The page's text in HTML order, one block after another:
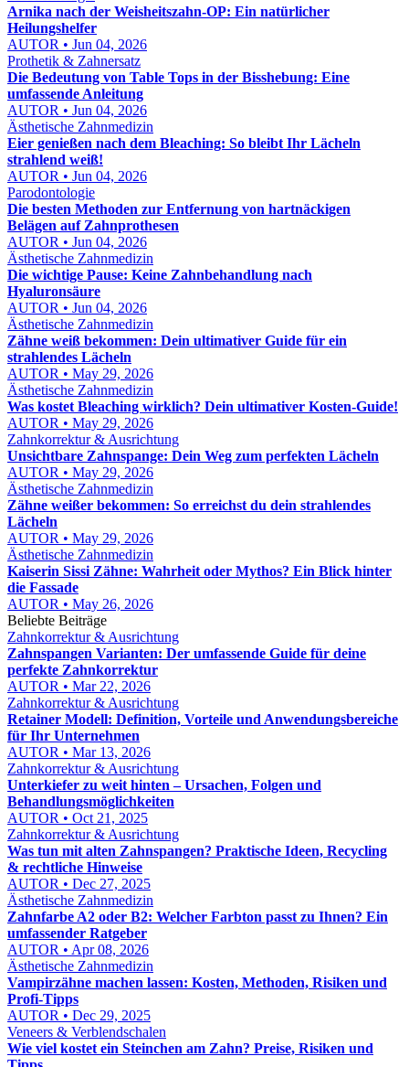
Arnika nach der Weisheitszahn-OP: Ein natürlicher
Heilungshelfer
AUTOR • Jun 04, 2026
Prothetik & Zahnersatz
Die Bedeutung von Table Tops in der Bisshebung: Eine
umfassende Anleitung
AUTOR • Jun 04, 2026
Ästhetische Zahnmedizin
Eier genießen nach dem Bleaching: So bleibt Ihr Lächeln
strahlend weiß!
AUTOR • Jun 04, 2026
Parodontologie
Die besten Methoden zur Entfernung von hartnäckigen
Belägen auf Zahnprothesen
AUTOR • Jun 04, 2026
Ästhetische Zahnmedizin
Die wichtige Pause: Keine Zahnbehandlung nach
Hyaluronsäure
AUTOR • Jun 04, 2026
Ästhetische Zahnmedizin
Zähne weiß bekommen: Dein ultimativer Guide für ein
strahlendes Lächeln
AUTOR • May 29, 2026
Ästhetische Zahnmedizin
Was kostet Bleaching wirklich? Dein ultimativer Kosten-Guide!
AUTOR • May 29, 2026
Zahnkorrektur & Ausrichtung
Unsichtbare Zahnspange: Dein Weg zum perfekten Lächeln
AUTOR • May 29, 2026
Ästhetische Zahnmedizin
Zähne weißer bekommen: So erreichst du dein strahlendes
Lächeln
AUTOR • May 29, 2026
Ästhetische Zahnmedizin
Kaiserin Sissi Zähne: Wahrheit oder Mythos? Ein Blick hinter
die Fassade
AUTOR • May 26, 2026
Beliebte Beiträge
Zahnkorrektur & Ausrichtung
Zahnspangen Varianten: Der umfassende Guide für deine
perfekte Zahnkorrektur
AUTOR • Mar 22, 2026
Zahnkorrektur & Ausrichtung
Retainer Modell: Definition, Vorteile und Anwendungsbereiche
für Ihr Unternehmen
AUTOR • Mar 13, 2026
Zahnkorrektur & Ausrichtung
Unterkiefer zu weit hinten – Ursachen, Folgen und
Behandlungsmöglichkeiten
AUTOR • Oct 21, 2025
Zahnkorrektur & Ausrichtung
Was tun mit alten Zahnspangen? Praktische Ideen, Recycling
& rechtliche Hinweise
AUTOR • Dec 27, 2025
Ästhetische Zahnmedizin
Zahnfarbe A2 oder B2: Welcher Farbton passt zu Ihnen? Ein
umfassender Ratgeber
AUTOR • Apr 08, 2026
Ästhetische Zahnmedizin
Vampirzähne machen lassen: Kosten, Methoden, Risiken und
Profi-Tipps
AUTOR • Dec 29, 2025
Veneers & Verblendschalen
Wie viel kostet ein Steinchen am Zahn? Preise, Risiken und